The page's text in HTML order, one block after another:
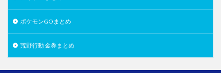
ポケモンGOまとめ
荒野行動 金券まとめ